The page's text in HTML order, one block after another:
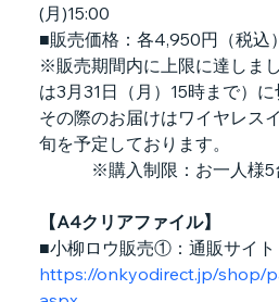
(月)15:00
■販売価格：各4,950円（税込）
※販売期間内に上限に達しま
は3月31日（月）15時まで）
その際のお届けはワイヤレス
旬を予定しております。
※購入制限：お一人様5
【A4クリアファイル】
■小柳ロウ販売①：通販サイト
https://onkyodirect.jp/shop/